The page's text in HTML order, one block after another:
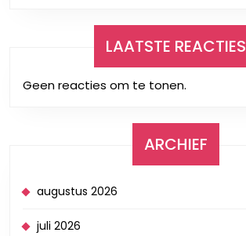
LAATSTE REACTIES
Geen reacties om te tonen.
ARCHIEF
augustus 2026
juli 2026